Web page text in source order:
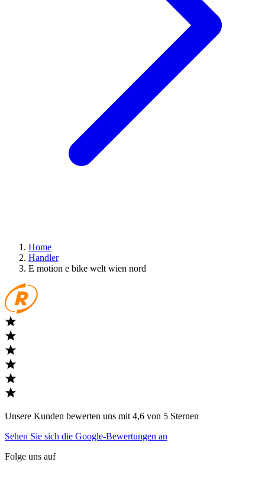
Home
Handler
E motion e bike welt wien nord
Unsere Kunden bewerten uns mit 4,6 von 5 Sternen
Sehen Sie sich die Google-Bewertungen an
Folge uns auf